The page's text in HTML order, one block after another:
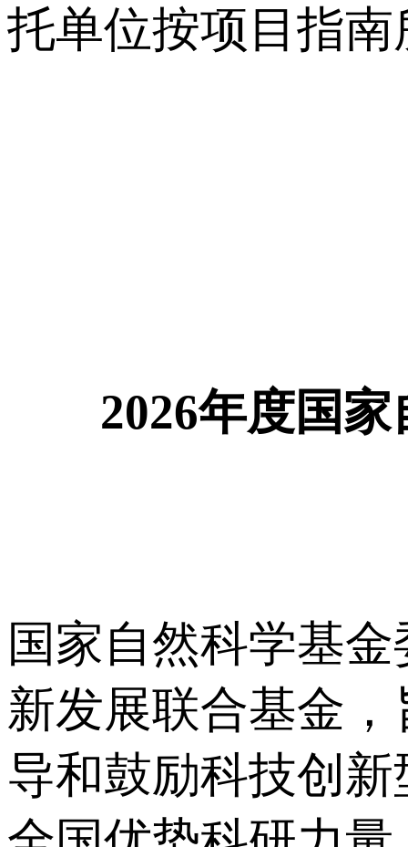
托单位按项目指
2026年度国家
国家自然科学基
新发展联合基金
导和鼓励科技创